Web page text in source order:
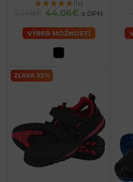
(1x)
44.06€ s DPH
VÝBER MOŽNOSTÍ
ZĽAVA 33%